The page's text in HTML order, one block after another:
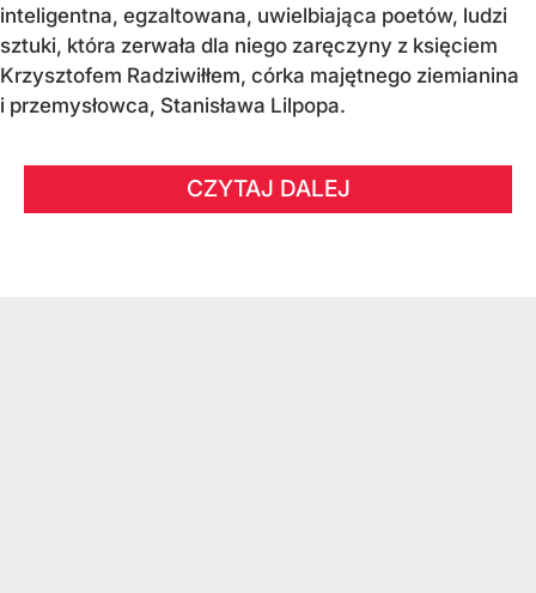
inteligentna, egzaltowana, uwielbiająca poetów, ludzi
sztuki, która zerwała dla niego zaręczyny z księciem
Krzysztofem Radziwiłłem, córka majętnego ziemianina
i przemysłowca, Stanisława Lilpopa.
CZYTAJ DALEJ